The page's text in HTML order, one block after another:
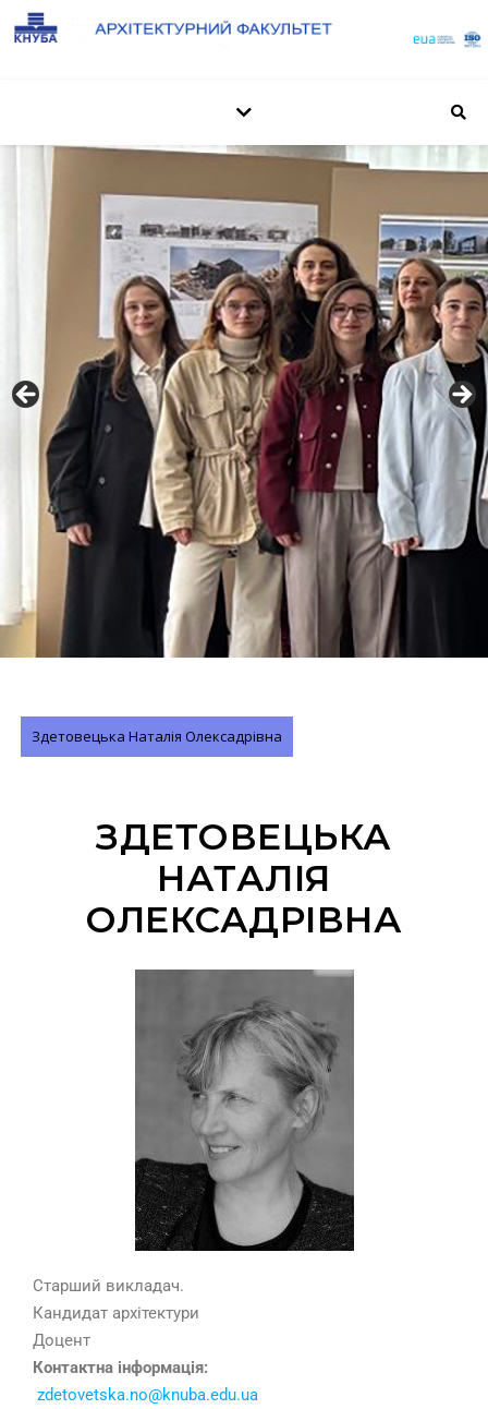
Здетовецька Наталія Олексадрівна
ЗДЕТОВЕЦЬКА
НАТАЛІЯ
ОЛЕКСАДРІВНА
Старший викладач.
Кандидат архітектури
Доцент
Контактна інформація:
zdetovetska.no@knuba.edu.ua